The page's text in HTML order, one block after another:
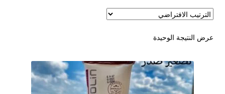
اتصل بنا
اتمام الطلب
ادوية تخسيس
اكسسوارات مثيره
عرض النتيجة الوحيدة